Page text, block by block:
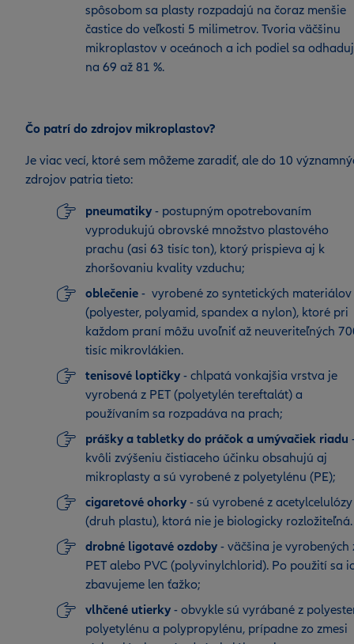
spôsobom sa plasty rozpadajú na čoraz menšie
častice do veľkosti 5 milimetrov. Tvoria väčšinu
mikroplastov v oceánoch a ich podiel sa
na 69 až 81 %.
Čo patrí do zdrojov mikroplastov?
Je viac vecí, ktoré sem môžeme zaradiť, ale do 10
zdrojov patria tieto:
pneumatiky - postupným opotrebovaním
vyprodukujú obrovské množstvo plastového
prachu (asi 63 tisíc ton), ktorý prispieva aj k
zhoršovaniu kvality vzduchu;
oblečenie - vyrobené zo syntetických materiálov
(polyester, polyamid, spandex a nylon), ktoré pri
každom praní môžu uvoľniť až neuveriteľných
tisíc mikrovlákien.
tenisové loptičky - chlpatá vonkajšia vrstva je
vyrobená z PET (polyetylén tereftalát) a
používaním sa rozpadáva na prach;
prášky a tabletky do práčok a umývačiek riadu
kvôli zvýšeniu čistiaceho účinku obsahujú aj
mikroplasty a sú vyrobené z polyetylénu (PE);
cigaretové ohorky - sú vyrobené z acetylcelulózy
(druh plastu), ktorá nie je biologicky rozložiteľná.
drobné ligotavé ozdoby - väčšina je vyrobených
PET alebo PVC (polyvinylchlorid). Po použití sa
zbavujeme len ťažko;
vlhčené utierky - obvykle sú vyrábané z
polyetylénu a polypropylénu, prípadne zo zmesi